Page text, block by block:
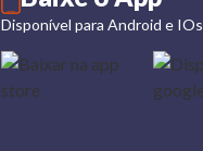
Disponível para Android e IOs